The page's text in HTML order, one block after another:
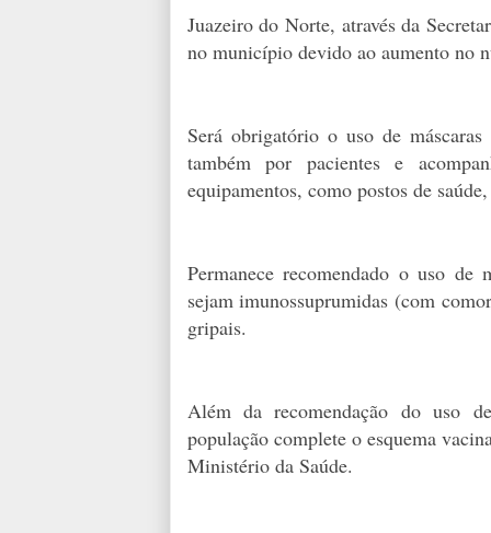
Juazeiro do Norte, através da
no município devido ao aumento no
Será obrigatório o uso de
também por pacientes e
equipamentos, como postos de
Permanece recomendado o uso de
sejam imunossuprumidas (com
gripais.
Além da recomendação do uso
população complete o esquema
Ministério da Saúde.